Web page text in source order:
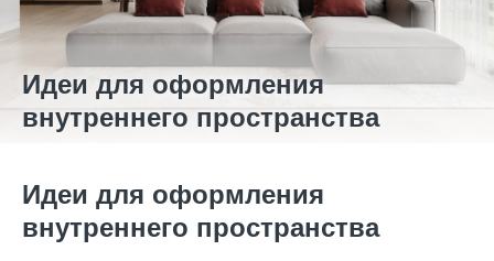
Идеи для оформления
внутреннего пространства
Идеи для оформления
внутреннего пространства